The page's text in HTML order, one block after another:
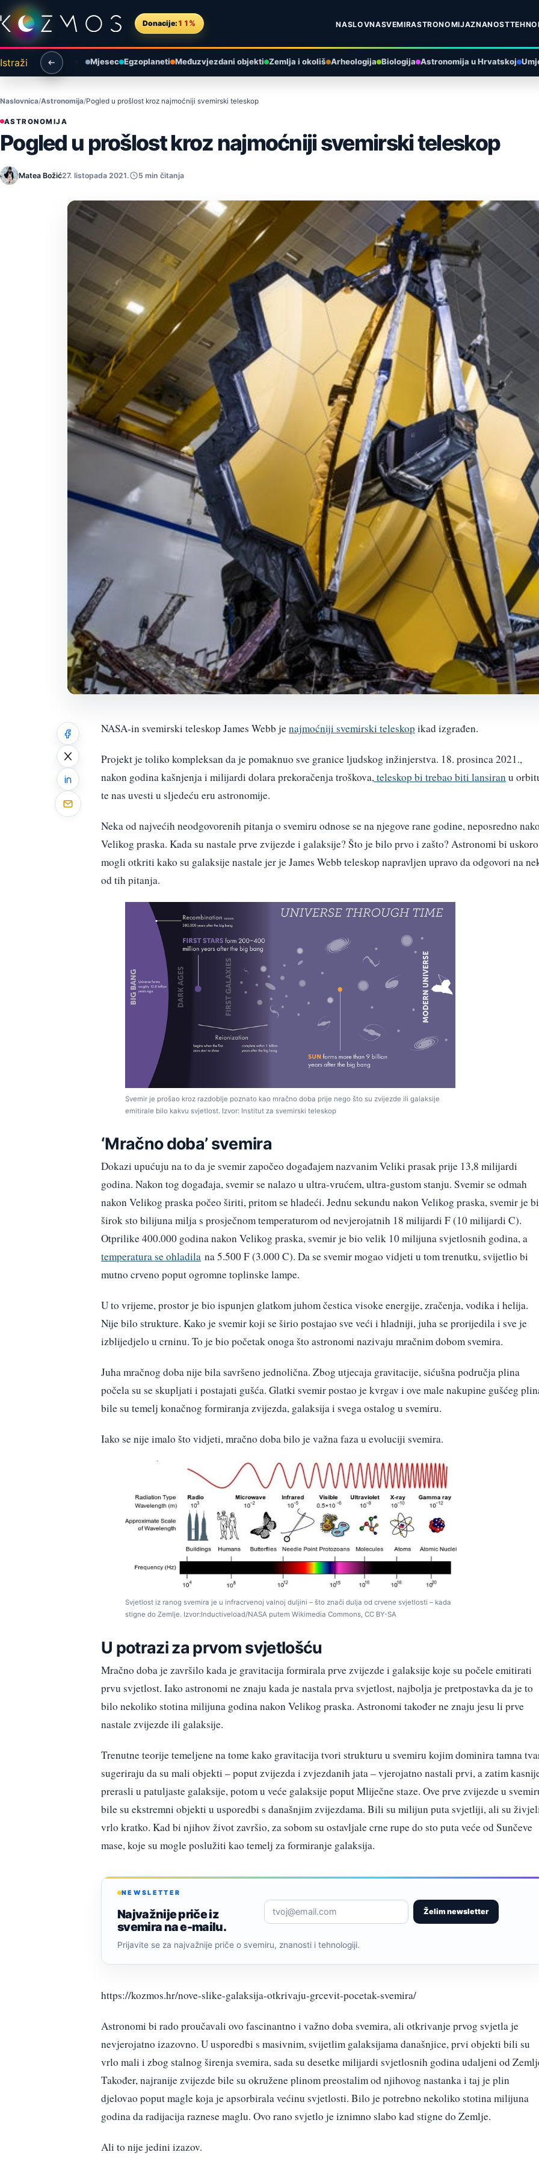
Preskoči na sadržaj
Donacije: 11% NASLOVNASVEMIRASTRONOMIJAZNANOST
Istraži Mjesec Egzoplaneti Međuzvjezdani objekti Zemlja i okoliš Arheologija Biologija Astronomija u Hrvatskoj
Naslovnica Astronomija Pogled u prošlost kroz najmoćniji svemirski teleskop
ASTRONOMIJA
Pogled u prošlost kroz najmoćniji svemirski teleskop
Matea Božić27. listopada 2021. 5 min čitanja
NASA-in svemirski teleskop James Webb jenajmoćniji svemirski teleskop ikad izgrađen.
Projekt je toliko kompleksan da je pomaknuo sve granice ljudskog inžinjerstva. 18. prosinca 2021.,
nakon godina kašnjenja i milijardi dolara prekoračenja troškova,teleskop bi trebao biti lansiranu
te nas uvesti u sljedeću eru astronomije.
Neka od najvećih neodgovorenih pitanja o svemiru odnose se na njegove rane godine, neposredno
Velikog praska. Kada su nastale prve zvijezde i galaksije? Što je bilo prvo i zašto? Astronomi bi uskoro
mogli otkriti kako su galaksije nastale jer je James Webb teleskop napravljen upravo da odgovori na
od tih pitanja.
Svemir je prošao kroz razdoblje poznato kao mračno doba prije nego što su zvijezde ili galaksije
emitirale bilo kakvu svjetlost. Izvor: Institut za svemirski teleskop
‘Mračno doba’ svemira
Dokazi upućuju na to da je svemir započeo događajem nazvanim Veliki prasak prije 13,8 milijardi
godina. Nakon tog događaja, svemir se nalazo u ultra-vrućem, ultra-gustom stanju. Svemir se odmah
nakon Velikog praska počeo širiti, pritom se hladeći. Jednu sekundu nakon Velikog praska, svemir je
širok sto bilijuna milja s prosječnom temperaturom od nevjerojatnih 18 milijardi F (10 milijardi C).
Otprilike 400.000 godina nakon Velikog praska, svemir je bio velik 10 milijuna svjetlosnih godina, a
temperatura se ohladila na 5.500 F (3.000 C). Da se svemir mogao vidjeti u tom trenutku, svijetlio bi
mutno crveno poput ogromne toplinske lampe.
U to vrijeme, prostor je bio ispunjen glatkom juhom čestica visoke energije, zračenja, vodika i helija.
Nije bilo strukture. Kako je svemir koji se širio postajao sve veći i hladniji, juha se prorijedila i sve je
izblijedjelo u crninu. To je bio početak onoga što astronomi nazivaju mračnim dobom svemira.
Juha mračnog doba nije bila savršeno jednolična. Zbog utjecaja gravitacije, sićušna područja plina
počela su se skupljati i postajati gušća. Glatki svemir postao je kvrgav i ove male nakupine gušćeg
bile su temelj konačnog formiranja zvijezda, galaksija i svega ostalog u svemiru.
Iako se nije imalo što vidjeti, mračno doba bilo je važna faza u evoluciji svemira.
Svjetlost iz ranog svemira je u infracrvenoj valnoj duljini – što znači dulja od crvene svjetlosti – kada
stigne do Zemlje. Izvor:Inductiveload/NASA putem Wikimedia Commons, CC BY-SA
U potrazi za prvom svjetlošću
Mračno doba je završilo kada je gravitacija formirala prve zvijezde i galaksije koje su počele emitirati
prvu svjetlost. Iako astronomi ne znaju kada je nastala prva svjetlost, najbolja je pretpostavka da je to
bilo nekoliko stotina milijuna godina nakon Velikog praska. Astronomi također ne znaju jesu li prve
nastale zvijezde ili galaksije.
Trenutne teorije temeljene na tome kako gravitacija tvori strukturu u svemiru kojim dominira tamna
sugeriraju da su mali objekti – poput zvijezda i zvjezdanih jata – vjerojatno nastali prvi, a zatim
prerasli u patuljaste galaksije, potom u veće galaksije poput Mliječne staze. Ove prve zvijezde u
bile su ekstremni objekti u usporedbi s današnjim zvijezdama. Bili su milijun puta svjetliji, ali su
vrlo kratko. Kad bi njihov život završio, za sobom su ostavljale crne rupe do sto puta veće od Sunčeve
mase, koje su mogle poslužiti kao temelj za formiranje galaksija.
NEWSLETTER
Najvažnije priče iz
svemira na e-mailu.
Želim newsletter
Prijavite se za najvažnije priče o svemiru, znanosti i tehnologiji.
https://kozmos.hr/nove-slike-galaksija-otkrivaju-grcevit-pocetak-svemira/
Astronomi bi rado proučavali ovo fascinantno i važno doba svemira, ali otkrivanje prvog svjetla je
nevjerojatno izazovno. U usporedbi s masivnim, svijetlim galaksijama današnjice, prvi objekti bili su
vrlo mali i zbog stalnog širenja svemira, sada su desetke milijardi svjetlosnih godina udaljeni od
Također, najranije zvijezde bile su okružene plinom preostalim od njihovog nastanka i taj je plin
djelovao poput magle koja je apsorbirala većinu svjetlosti. Bilo je potrebno nekoliko stotina milijuna
godina da radijacija raznese maglu. Ovo rano svjetlo je iznimno slabo kad stigne do Zemlje.
Ali to nije jedini izazov.